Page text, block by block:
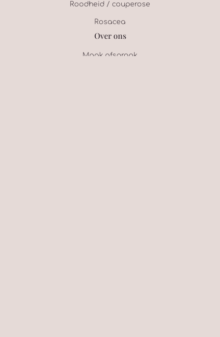
Roodheid / couperose
Rosacea
Over ons
Maak afspraak